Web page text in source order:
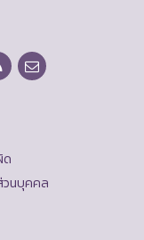
ด
วนบุคคล